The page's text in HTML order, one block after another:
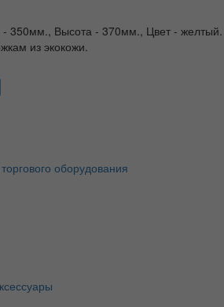
350мм., Высота - 370мм., Цвет - желтый.
из экокожи.
оборудования